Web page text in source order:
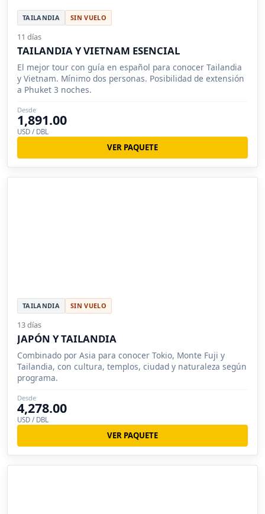
TAILANDIA SIN VUELO
11 días
TAILANDIA Y VIETNAM ESENCIAL
El mejor tour con guía en español para conocer Tailandia
y Vietnam. Mínimo dos personas. Posibilidad de extensión
a Phuket 3 noches.
Desde
1,891.00
USD / DBL
VER PAQUETE
TAILANDIA SIN VUELO
13 días
JAPÓN Y TAILANDIA
Combinado por Asia para conocer Tokio, Monte Fuji y
Tailandia, con cultura, templos, ciudad y naturaleza según
programa.
Desde
4,278.00
USD / DBL
VER PAQUETE